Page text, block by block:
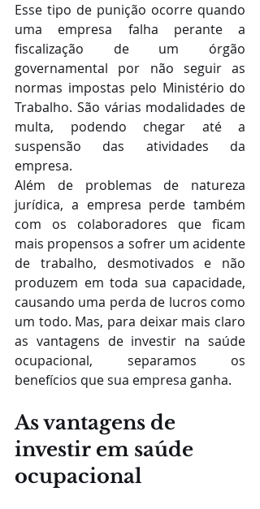
Esse tipo de punição ocorre quando
uma empresa falha perante a
fiscalização de um órgão
governamental por não seguir as
normas impostas pelo Ministério do
Trabalho. São várias modalidades de
multa, podendo chegar até a
suspensão das atividades da
empresa.
Além de problemas de natureza
jurídica, a empresa perde também
com os colaboradores que ficam
mais propensos a sofrer um acidente
de trabalho, desmotivados e não
produzem em toda sua capacidade,
causando uma perda de lucros como
um todo. Mas, para deixar mais claro
as vantagens de investir na saúde
ocupacional, separamos os
benefícios que sua empresa ganha.
As vantagens de
investir em saúde
ocupacional